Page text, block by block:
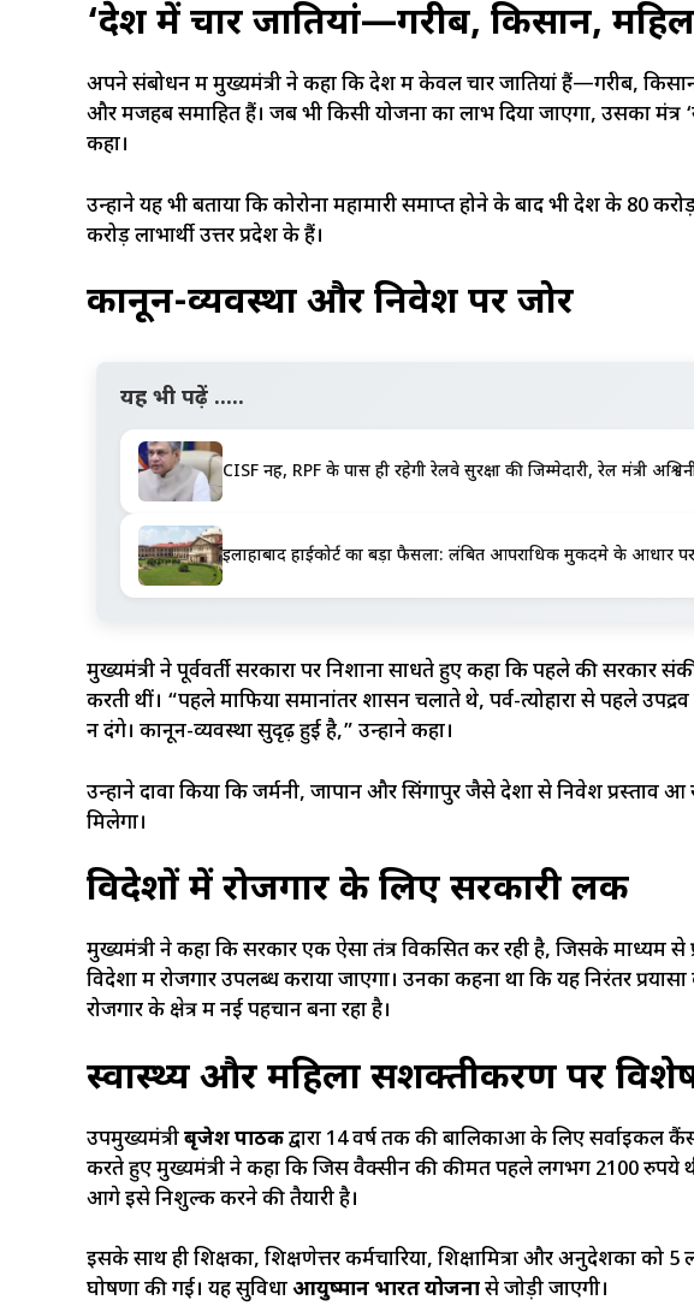
‘देश में चार जातियां—गरीब, किसान,
अपने संबोधन में मुख्यमंत्री ने कहा कि देश में केवल चार जातियां हैं—गरीब,
और मजहब समाहित हैं। जब भी किसी योजना का लाभ दिया जाएगा, उसका मंत्र
कहा।
उन्होंने यह भी बताया कि कोरोना महामारी समाप्त होने के बाद भी देश के 80
करोड़ लाभार्थी उत्तर प्रदेश के हैं।
कानून-व्यवस्था और निवेश पर जोर
यह भी पढ़ें .....
CISF नहीं, RPF के पास ही रहेगी रेलवे सुरक्षा की जिम्मेदारी, रेल मंत्री
इलाहाबाद हाईकोर्ट का बड़ा फैसला: लंबित आपराधिक मुकदमे के आधार पर
मुख्यमंत्री ने पूर्ववर्ती सरकारों पर निशाना साधते हुए कहा कि पहले की सरकारें
करती थीं। “पहले माफिया समानांतर शासन चलाते थे, पर्व-त्योहारों से पहले
न दंगे। कानून-व्यवस्था सुदृढ़ हुई है,” उन्होंने कहा।
उन्होंने दावा किया कि जर्मनी, जापान और सिंगापुर जैसे देशों से निवेश
मिलेगा।
विदेशों में रोजगार के लिए सरकारी लिंक
मुख्यमंत्री ने कहा कि सरकार एक ऐसा तंत्र विकसित कर रही है, जिसके माध्यम से
विदेशों में रोजगार उपलब्ध कराया जाएगा। उनका कहना था कि यह निरंतर
रोजगार के क्षेत्र में नई पहचान बना रहा है।
स्वास्थ्य और महिला सशक्तीकरण पर
उपमुख्यमंत्रीबृजेश पाठकद्वारा 14 वर्ष तक की बालिकाओं के लिए
करते हुए मुख्यमंत्री ने कहा कि जिस वैक्सीन की कीमत पहले लगभग 2100 रुपये
आगे इसे निशुल्क करने की तैयारी है।
इसके साथ ही शिक्षकों, शिक्षणेत्तर कर्मचारियों, शिक्षामित्रों और अनुदेशकों
घोषणा की गई। यह सुविधाआयुष्मान भारत योजनासे जोड़ी जाएगी।